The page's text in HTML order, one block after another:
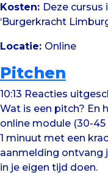
Kosten: Deze cursus
‘Burgerkracht
Locatie: Online
Pitchen
10:13 Reacties
Wat is een pitch? En
online module (30-
1 minuut met een
aanmelding ontvang
in je eigen tijd doen.